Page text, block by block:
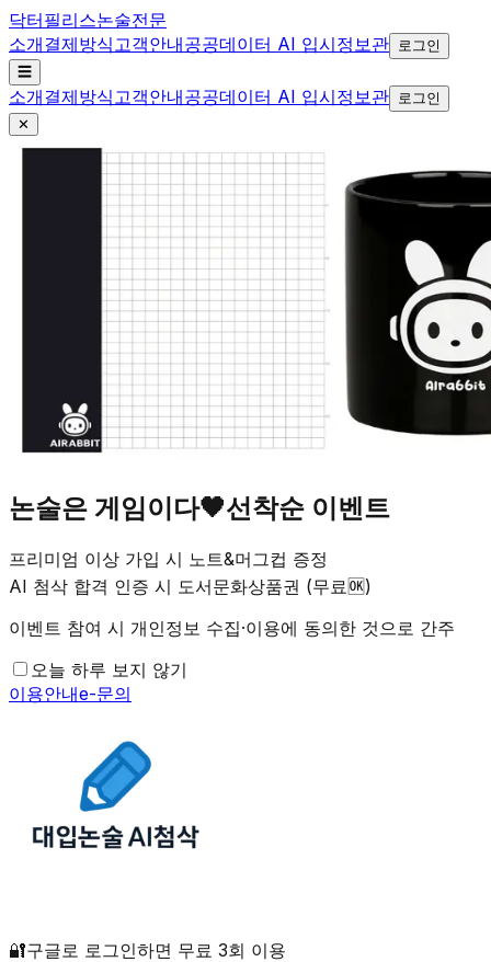
닥터필리스논술전문
소개결제방식고객안내공공데이터 AI 입시정보관 로그인
☰
소개결제방식고객안내공공데이터 AI 입시정보관 로그인
✕
논술은 게임이다🖤선착순 이벤트
프리미엄 이상 가입 시 노트&머그컵 증정
AI 첨삭 합격 인증 시 도서문화상품권 (무료🆗)
이벤트 참여 시 개인정보 수집·이용에 동의한 것으로 간주
오늘 하루 보지 않기
이용안내e-문의
🔐구글로 로그인하면 무료 3회 이용